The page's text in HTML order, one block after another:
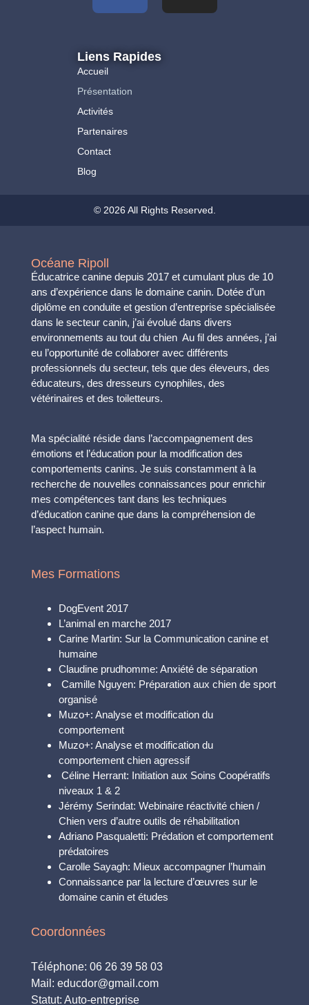
Liens Rapides
Accueil
Présentation
Activités
Partenaires
Contact
Blog
© 2026 All Rights Reserved.
Océane Ripoll
Éducatrice canine depuis 2017 et cumulant plus de 10
ans d’expérience dans le domaine canin. Dotée d’un
diplôme en conduite et gestion d’entreprise spécialisée
dans le secteur canin, j’ai évolué dans divers
environnements au tout du chien Au fil des années, j’ai
eu l’opportunité de collaborer avec différents
professionnels du secteur, tels que des éleveurs, des
éducateurs, des dresseurs cynophiles, des
vétérinaires et des toiletteurs.
Ma spécialité réside dans l’accompagnement des
émotions et l’éducation pour la modification des
comportements canins. Je suis constamment à la
recherche de nouvelles connaissances pour enrichir
mes compétences tant dans les techniques
d’éducation canine que dans la compréhension de
l’aspect humain.
Mes Formations
DogEvent 2017
L’animal en marche 2017
Carine Martin: Sur la Communication canine et
humaine
Claudine prudhomme: Anxiété de séparation
Camille Nguyen: Préparation aux chien de sport
organisé
Muzo+: Analyse et modification du
comportement
Muzo+: Analyse et modification du
comportement chien agressif
Céline Herrant: Initiation aux Soins Coopératifs
niveaux 1 & 2
Jérémy Serindat: Webinaire réactivité chien /
Chien vers d’autre outils de réhabilitation
Adriano Pasqualetti: Prédation et comportement
prédatoires
Carolle Sayagh: Mieux accompagner l’humain
Connaissance par la lecture d’œuvres sur le
domaine canin et études
Coordonnées
Téléphone: 06 26 39 58 03
Mail: educdor@gmail.com
Statut: Auto-entreprise